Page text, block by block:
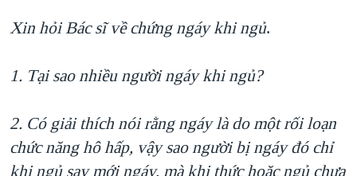
Xin hỏi Bác sĩ về chứng ngáy khi ngủ.
1. Tại sao nhiều người ngáy khi ngủ?
2. Có giải thích nói rằng ngáy là do một rối loạn
chức năng hô hấp, vậy sao người bị ngáy đó chỉ
khi ngủ say mới ngáy, mà khi thức hoặc ngủ chưa